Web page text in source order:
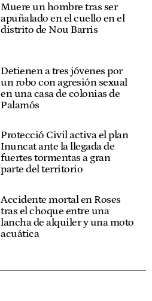
Muere un hombre tras ser
apuñalado en el cuello en el
distrito de Nou Barris
Detienen a tres jóvenes por
un robo con agresión sexual
en una casa de colonias de
Palamós
Protecció Civil activa el plan
Inuncat ante la llegada de
fuertes tormentas a gran
parte del territorio
Accidente mortal en Roses
tras el choque entre una
lancha de alquiler y una moto
acuática